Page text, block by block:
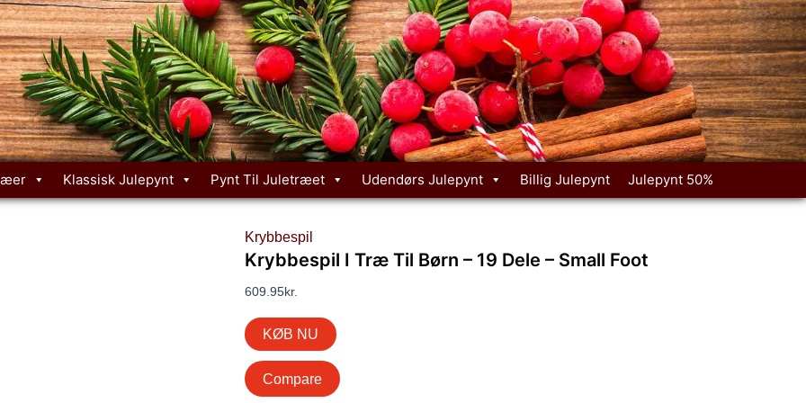
Klassisk Julepynt Pynt Til Juletræet Udendørs Julepynt Billig Julepynt Julepynt 50%
Krybbespil
Krybbespil I Træ Til Børn – 19 Dele – Small Foot
609.95kr.
KØB NU
Compare